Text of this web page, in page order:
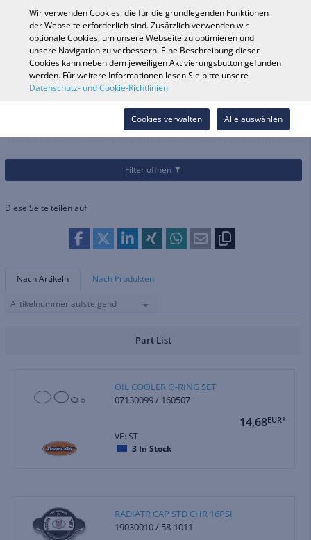
Fahrzeugsuche
Shop durchsuchen
Kategorien Teile & Zubehör Allgemeines Zubehör
Kühltaschen
Filter öffnen
Diese Seite teilen auf
Nach Artikeln Nach Produkten
Artikelnummer aufsteigend
Part List
OIL COOLER O-RING SET
07130099 / 160507
14,68EUR*
VE: ST
3 In Stock
RADIATR CAP STD CHR 16PSI
19030010 / 58-1011
Wir verwenden Cookies, die für die grundlegenden Funktionen
der Webseite erforderlich sind. Zusätzlich verwenden wir
optionale Cookies, um unsere Webseite zu optimieren und
unsere Navigation zu verbessern. Eine Beschreibung dieser
Cookies kann neben dem jeweiligen Aktivierungsbutton gefunden
werden. Für weitere Informationen lesen Sie bitte unsere
Datenschutz- und Cookie-Richtlinien
Alle auswählen
Cookies verwalten